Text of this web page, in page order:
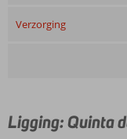
Verzorging
Ligging: Quinta